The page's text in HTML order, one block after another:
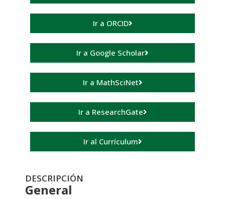
Ir a ORCID
Ir a Google Scholar
Ir a MathSciNet
Ir a ResearchGate
Ir al Currículum
DESCRIPCIÓN
General